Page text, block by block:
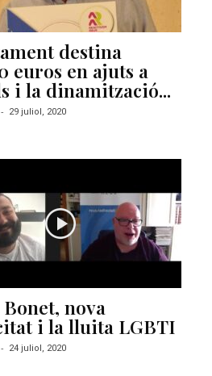
destina
euros en ajuts a
i la dinamització...
- 29 juliol, 2020
nova
i la lluita LGBTI
- 24 juliol, 2020